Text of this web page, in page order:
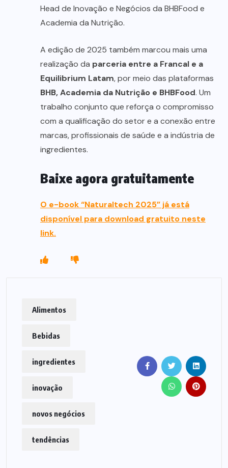
Head de Inovação e Negócios da BHBFood e
Academia da Nutrição.
A edição de 2025 também marcou mais uma
realização da parceria entre a Francal e a
Equilibrium Latam, por meio das plataformas
BHB, Academia da Nutrição e BHBFood. Um
trabalho conjunto que reforça o compromisso
com a qualificação do setor e a conexão entre
marcas, profissionais de saúde e a indústria de
ingredientes.
Baixe agora gratuitamente
O e-book “Naturaltech 2025” já está
disponível para download gratuito neste
link.
Alimentos
Bebidas
ingredientes
inovação
novos negócios
tendências